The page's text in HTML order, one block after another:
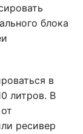
блока
в
литров. В
ресивер